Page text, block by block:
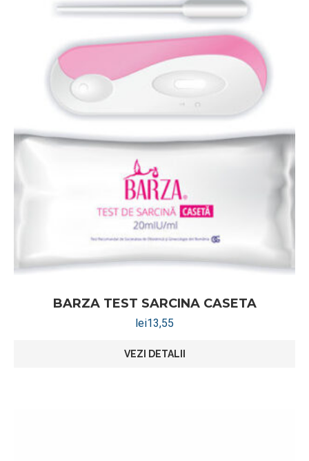
BARZA TEST SARCINA CASETA
lei13,55
VEZI DETALII